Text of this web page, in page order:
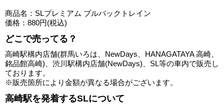
商品名：SLプレミアム プルバックトレイン
価格：880円(税込)
どこで売ってる？
高崎駅構内店舗(群馬いろは、NewDays、HANAGATAYA 高崎、
銘品館高崎)、渋川駅構内店舗(NewDays)、SL等の車内で販売し
ております。
※販売箇所により金額が異なる場合がございます。
高崎駅を発着するSLについて